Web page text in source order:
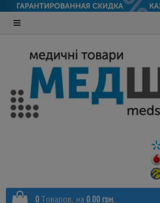
0 Tоваров, на 0.00 грн.